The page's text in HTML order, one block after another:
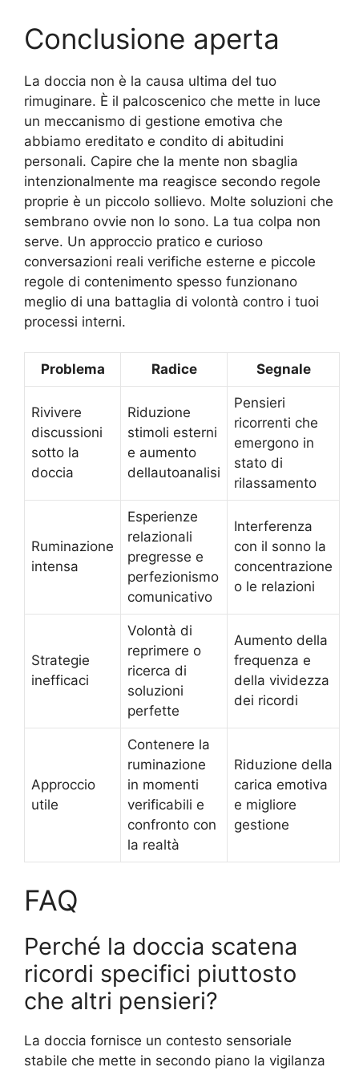
Conclusione aperta
La doccia non è la causa ultima del tuo
rimuginare. È il palcoscenico che mette in luce
un meccanismo di gestione emotiva che
abbiamo ereditato e condito di abitudini
personali. Capire che la mente non sbaglia
intenzionalmente ma reagisce secondo regole
proprie è un piccolo sollievo. Molte soluzioni che
sembrano ovvie non lo sono. La tua colpa non
serve. Un approccio pratico e curioso
conversazioni reali verifiche esterne e piccole
regole di contenimento spesso funzionano
meglio di una battaglia di volontà contro i tuoi
processi interni.
Problema Radice Segnale
Rivivere
discussioni
sotto la
doccia
Riduzione
stimoli esterni
e aumento
dellautoanalisi
Pensieri
ricorrenti che
emergono in
stato di
rilassamento
Ruminazione
intensa
Esperienze
relazionali
pregresse e
perfezionismo
comunicativo
Interferenza
con il sonno la
concentrazione
o le relazioni
Strategie
inefficaci
Volontà di
reprimere o
ricerca di
soluzioni
perfette
Aumento della
frequenza e
della vividezza
dei ricordi
Approccio
utile
Contenere la
ruminazione
in momenti
verificabili e
confronto con
la realtà
Riduzione della
carica emotiva
e migliore
gestione
FAQ
Perché la doccia scatena
ricordi specifici piuttosto
che altri pensieri?
La doccia fornisce un contesto sensoriale
stabile che mette in secondo piano la vigilanza